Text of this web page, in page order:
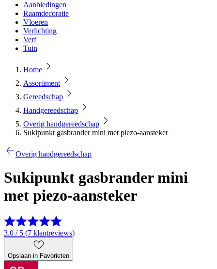
Aanbiedingen
Raamdecoratie
Vloeren
Verlichting
Verf
Tuin
Home
Assortiment
Gereedschap
Handgereedschap
Overig handgereedschap
Sukipunkt gasbrander mini met piezo-aansteker
Overig handgereedschap
Sukipunkt gasbrander mini
met piezo-aansteker
3.0 / 5 (7 klantreviews)
Opslaan in Favorieten